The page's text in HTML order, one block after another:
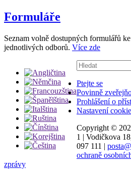
Formuláře
Seznam volně dostupných formulářů
jednotlivých odborů. Více zde
Vyhledávání:
Ptejte se
Povinně
Prohlášení o
Nastavení
Copyright ©
1 | Vodičkova
097 111 |
ochraně
zprávy